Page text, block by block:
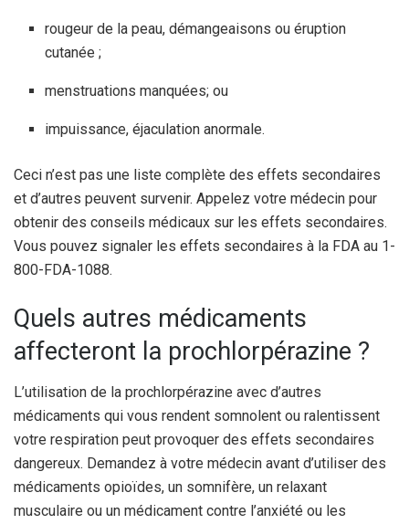
rougeur de la peau, démangeaisons ou éruption
cutanée ;
menstruations manquées; ou
impuissance, éjaculation anormale.
Ceci n’est pas une liste complète des effets secondaires
et d’autres peuvent survenir. Appelez votre médecin pour
obtenir des conseils médicaux sur les effets secondaires.
Vous pouvez signaler les effets secondaires à la FDA au 1-
800-FDA-1088.
Quels autres médicaments
affecteront la prochlorpérazine ?
L’utilisation de la prochlorpérazine avec d’autres
médicaments qui vous rendent somnolent ou ralentissent
votre respiration peut provoquer des effets secondaires
dangereux. Demandez à votre médecin avant d’utiliser des
médicaments opioïdes, un somnifère, un relaxant
musculaire ou un médicament contre l’anxiété ou les